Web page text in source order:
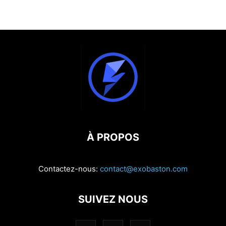
À PROPOS
Contactez-nous: contact@exobaston.com
SUIVEZ NOUS